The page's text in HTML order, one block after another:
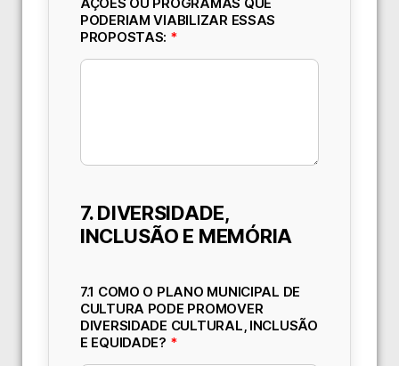
PODERIAM VIABILIZAR ESSAS
PROPOSTAS: *
7. DIVERSIDADE,
INCLUSÃO E MEMÓRIA
7.1 COMO O PLANO MUNICIPAL DE
CULTURA PODE PROMOVER
DIVERSIDADE CULTURAL, INCLUSÃO
E EQUIDADE? *